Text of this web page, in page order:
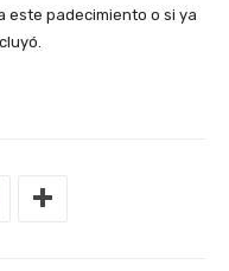
este padecimiento o si ya